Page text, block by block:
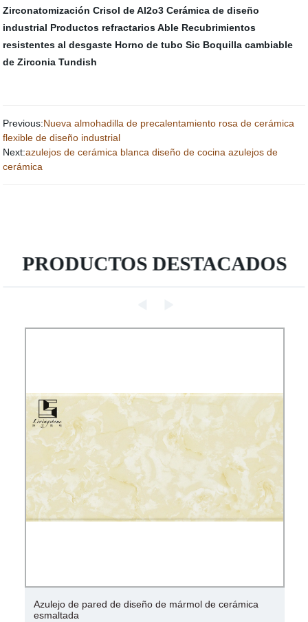
Zirconatomización Crisol de Al2o3 Cerámica de diseño
industrial Productos refractarios Able Recubrimientos
resistentes al desgaste Horno de tubo Sic Boquilla cambiable
de Zirconia Tundish
Previous:Nueva almohadilla de precalentamiento rosa de cerámica
flexible de diseño industrial
Next:azulejos de cerámica blanca diseño de cocina azulejos de
cerámica
PRODUCTOS DESTACADOS
Azulejo de pared de diseño de mármol de cerámica
esmaltada